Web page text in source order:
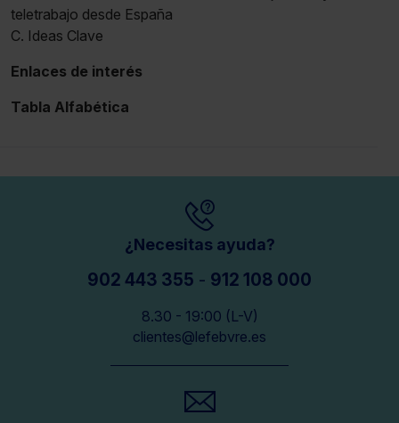
teletrabajo desde España
C. Ideas Clave
Enlaces de interés
Tabla Alfabética
¿Necesitas ayuda?
902 443 355 - 912 108 000
8.30 - 19:00 (L-V)
clientes@lefebvre.es